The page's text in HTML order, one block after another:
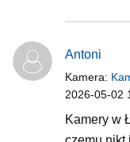
Antoni
Kamera:
2026-05-02
Kamery w